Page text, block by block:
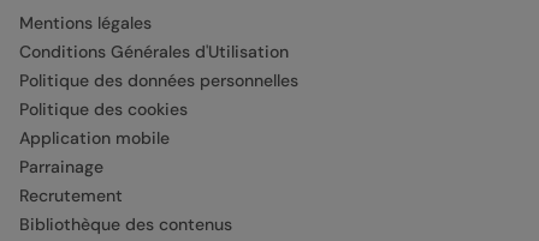
Mentions légales
Conditions Générales d'Utilisation
Politique des données personnelles
Politique des cookies
Application mobile
Parrainage
Recrutement
Bibliothèque des contenus